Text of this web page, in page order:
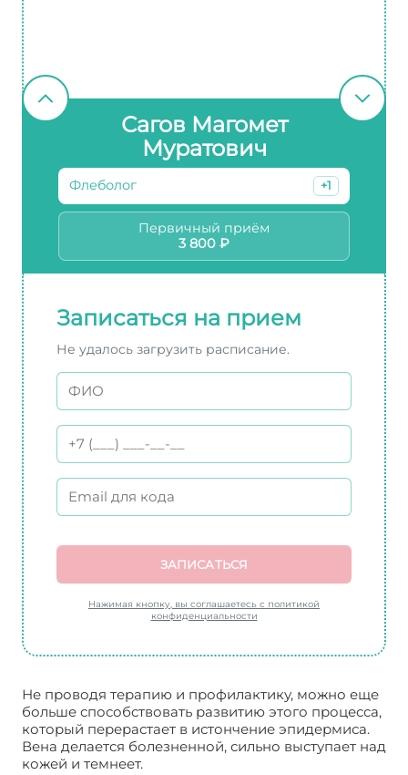
Сагов Магомет
Муратович
Флеболог +1
Первичный приём
3 800 ₽
Записаться на прием
Не удалось загрузить расписание.
ЗАПИСАТЬСЯ
Нажимая кнопку, вы соглашаетесь с политикой
конфиденциальности
Не проводя терапию и профилактику, можно еще
больше способствовать развитию этого процесса,
который перерастает в истончение эпидермиса.
Вена делается болезненной, сильно выступает над
кожей и темнеет.